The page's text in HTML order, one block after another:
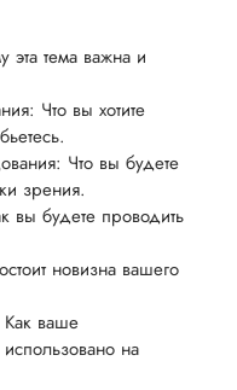
эта тема важна и
Что вы хотите
Что вы будете
зрения.
вы будете проводить
новизна вашего
Как ваше
на